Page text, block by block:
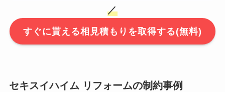
／
すぐに貰える相見積もりを取得する(無料)
セキスイハイム リフォームの制約事例